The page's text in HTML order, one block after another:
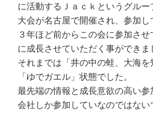
に活動するＪａｃｋというグル
大会が名古屋で開催され、参加し
３年ほど前からこの会に参加さ
に成長させていただく事ができま
それまでは「井の中の蛙、大海
「ゆでガエル」状態でした。
最先端の情報と成長意欲の高い参
会社しか参加していなのではない